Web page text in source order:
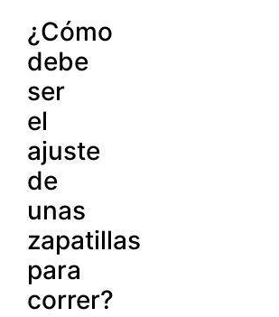
¿Cómo
debe
ser
el
ajuste
de
unas
zapatillas
para
correr?